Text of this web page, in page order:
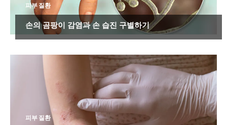
피부 질환
손의 곰팡이 감염과 손 습진 구별하기
피부 질환